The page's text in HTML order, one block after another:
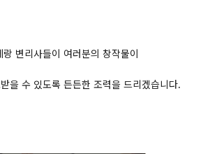
랑 변리사들이 여러분의 창작물이
을 수 있도록 든든한 조력을 드리겠습니다.